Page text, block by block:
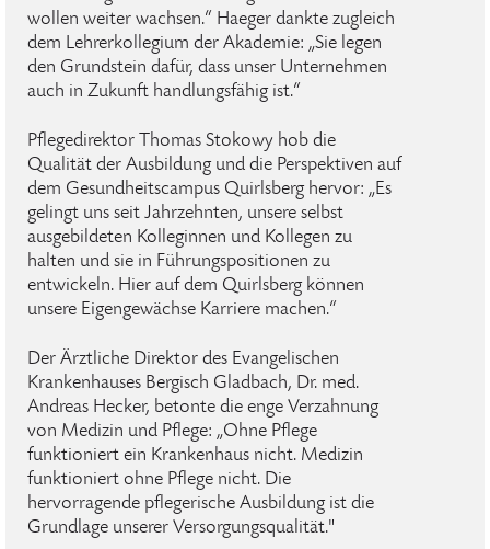
wollen weiter wachsen.“ Haeger dankte zugleich
dem Lehrerkollegium der Akademie: „Sie legen
den Grundstein dafür, dass unser Unternehmen
auch in Zukunft handlungsfähig ist.“
Pflegedirektor Thomas Stokowy hob die
Qualität der Ausbildung und die Perspektiven auf
dem Gesundheitscampus Quirlsberg hervor: „Es
gelingt uns seit Jahrzehnten, unsere selbst
ausgebildeten Kolleginnen und Kollegen zu
halten und sie in Führungspositionen zu
entwickeln. Hier auf dem Quirlsberg können
unsere Eigengewächse Karriere machen.“
Der Ärztliche Direktor des Evangelischen
Krankenhauses Bergisch Gladbach, Dr. med.
Andreas Hecker, betonte die enge Verzahnung
von Medizin und Pflege: „Ohne Pflege
funktioniert ein Krankenhaus nicht. Medizin
funktioniert ohne Pflege nicht. Die
hervorragende pflegerische Ausbildung ist die
Grundlage unserer Versorgungsqualität."